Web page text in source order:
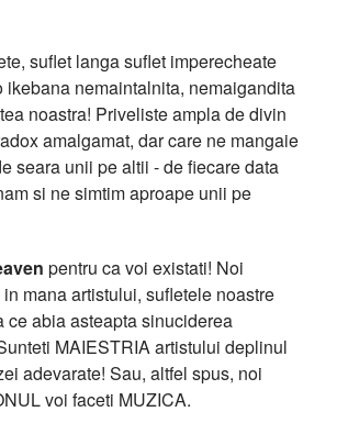
suflet langa suflet imperecheate
ikebana nemaintalnita, nemaigandita
noastra! Priveliste ampla de divin
amalgamat, dar care ne mangaie
seara unii pe altii - de fiecare data
si ne simtim aproape unii pe
pentru ca voi existati! Noi
mana artistului, sufletele noastre
ce abia asteapta sinuciderea
MAIESTRIA artistului deplinul
adevarate! Sau, altfel spus, noi
voi faceti MUZICA.